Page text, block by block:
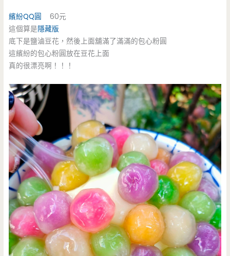
繽紛QQ圓
60元
這個算是隱藏版
底下是鹽滷豆花，然後上面舖滿了滿滿的包心粉圓
這繽紛的包心粉圓放在豆花上面
真的很漂亮啊！！！